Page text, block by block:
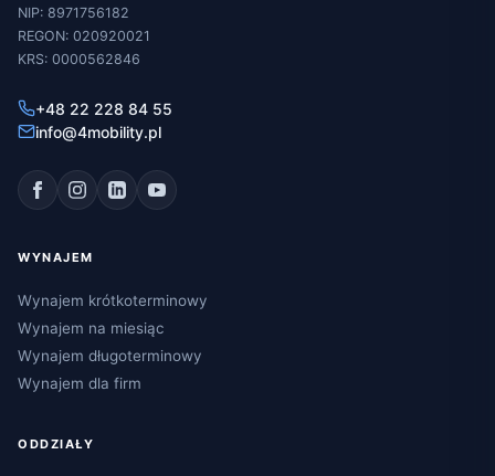
NIP: 8971756182
REGON: 020920021
KRS: 0000562846
+48 22 228 84 55
info@4mobility.pl
WYNAJEM
Wynajem krótkoterminowy
Wynajem na miesiąc
Wynajem długoterminowy
Wynajem dla firm
ODDZIAŁY